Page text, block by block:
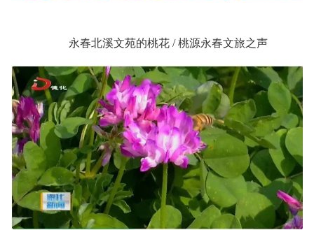
永春北溪文苑的桃花 / 桃源永春文旅之声